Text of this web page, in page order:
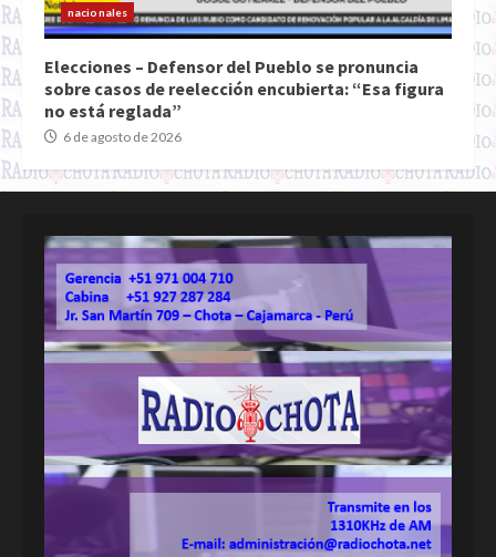
nacionales
Elecciones – Defensor del Pueblo se pronuncia
sobre casos de reelección encubierta: “Esa figura
no está reglada”
6 de agosto de 2026